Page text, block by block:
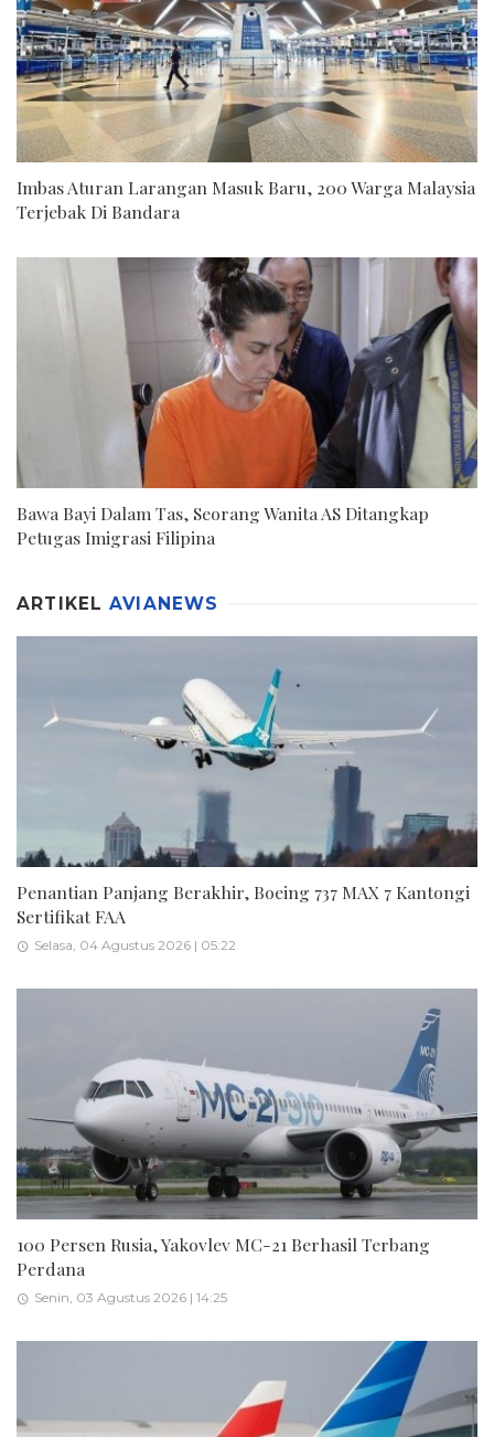
Imbas Aturan Larangan Masuk Baru, 200 Warga Malaysia
Terjebak Di Bandara
Bawa Bayi Dalam Tas, Seorang Wanita AS Ditangkap
Petugas Imigrasi Filipina
ARTIKEL AVIANEWS
Penantian Panjang Berakhir, Boeing 737 MAX 7 Kantongi
Sertifikat FAA
Selasa, 04 Agustus 2026 | 05:22
100 Persen Rusia, Yakovlev MC-21 Berhasil Terbang
Perdana
Senin, 03 Agustus 2026 | 14:25